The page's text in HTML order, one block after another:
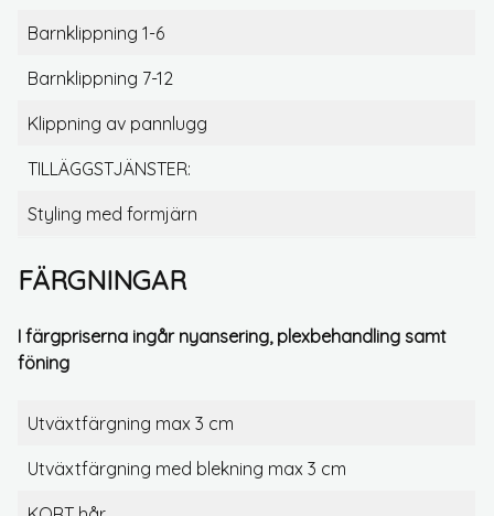
Barnklippning 1-6
Barnklippning 7-12
Klippning av pannlugg
TILLÄGGSTJÄNSTER:
Styling med formjärn
FÄRGNINGAR
I färgpriserna ingår nyansering, plexbehandling samt
föning
Utväxtfärgning max 3 cm
Utväxtfärgning med blekning max 3 cm